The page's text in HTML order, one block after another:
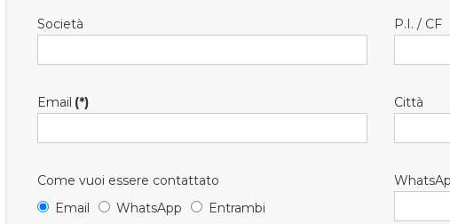
Società P.I. / CF
Email (*) Città
Come vuoi essere contattato
Email
WhatsApp Entrambi